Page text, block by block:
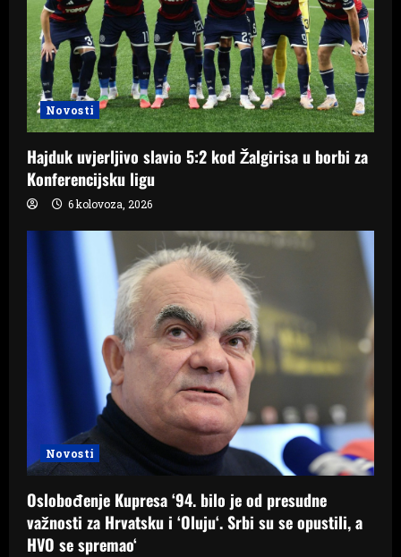
Novosti
Hajduk uvjerljivo slavio 5:2 kod Žalgirisa u borbi za
Konferencijsku ligu
6 kolovoza, 2026
Novosti
Oslobođenje Kupresa ‘94. bilo je od presudne
važnosti za Hrvatsku i ‘Oluju‘. Srbi su se opustili, a
HVO se spremao‘